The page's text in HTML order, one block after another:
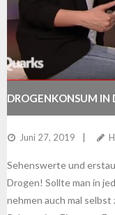
DROGENKONSUM IN
Juni 27, 2019
Sehenswerte und
Drogen! Sollte man in
nehmen auch mal